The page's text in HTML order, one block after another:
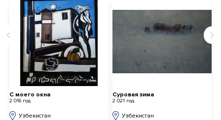
С моего окна
2 016 год
Узбекистан
Суровая зима
2 021 год
Узбекистан